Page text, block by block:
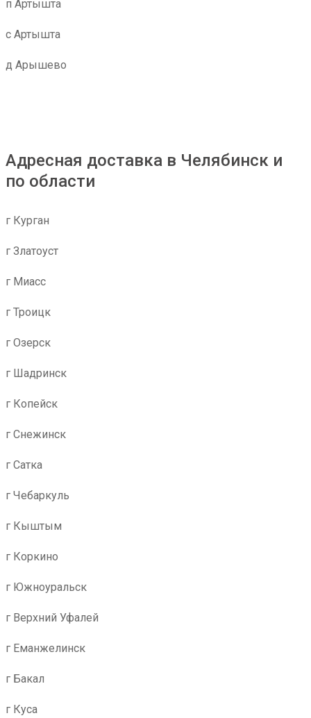
п Артышта
с Артышта
д Арышево
Адресная доставка в Челябинск и
по области
г Курган
г Златоуст
г Миасс
г Троицк
г Озерск
г Шадринск
г Копейск
г Снежинск
г Сатка
г Чебаркуль
г Кыштым
г Коркино
г Южноуральск
г Верхний Уфалей
г Еманжелинск
г Бакал
г Куса